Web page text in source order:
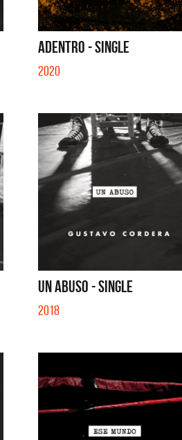
ADENTRO - SINGLE
2020
UN ABUSO - SINGLE
2018
Benito Cerati
EN EL CIBER (LADO BE) - EP